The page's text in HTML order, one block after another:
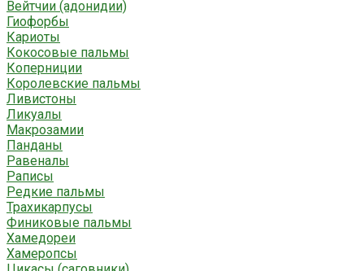
Вейтчии (адонидии)
Гиофорбы
Кариоты
Кокосовые пальмы
Коперниции
Королевские пальмы
Ливистоны
Ликуалы
Макрозамии
Панданы
Равеналы
Раписы
Редкие пальмы
Трахикарпусы
Финиковые пальмы
Хамедореи
Хамеропсы